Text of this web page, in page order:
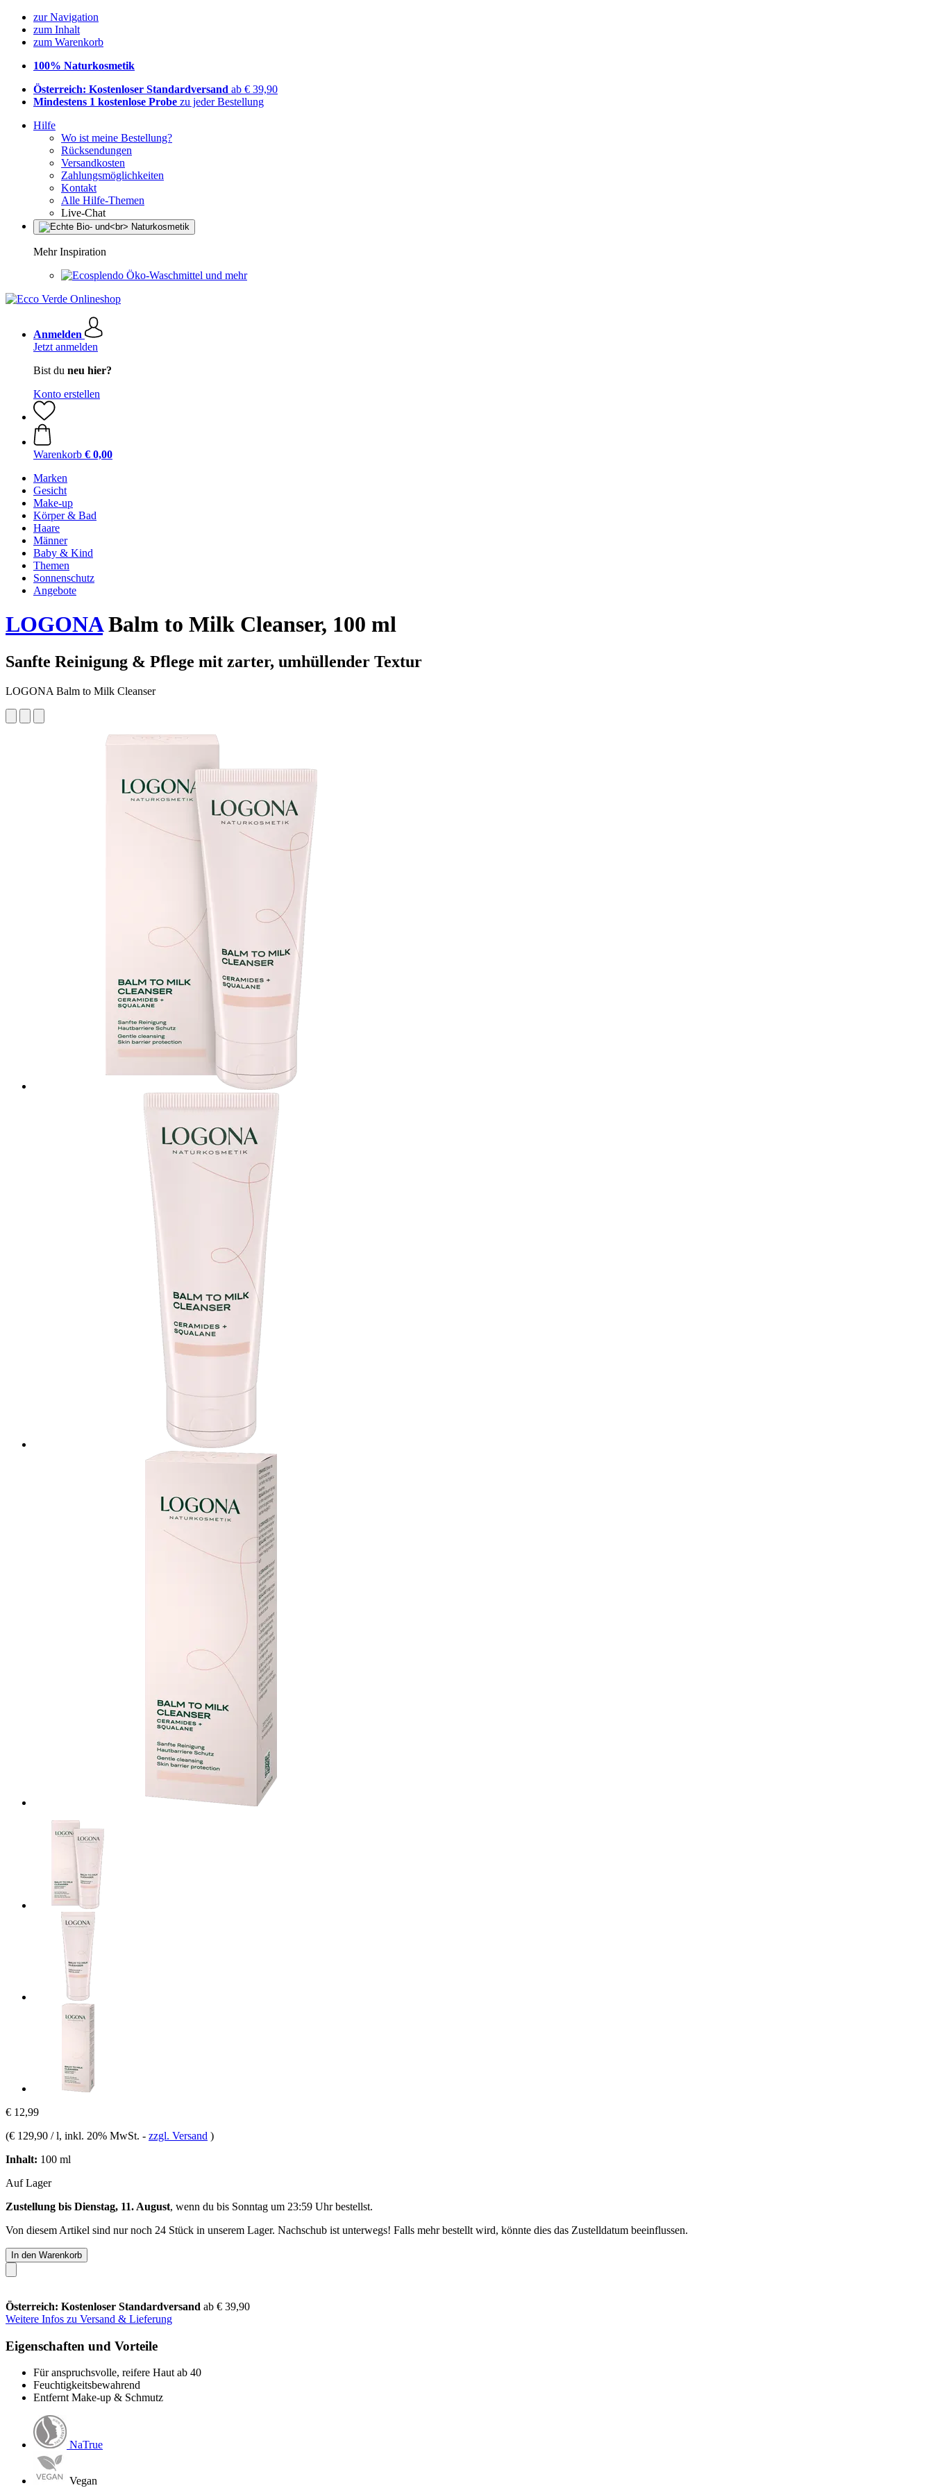
zur Navigation
zum Inhalt
zum Warenkorb
100% Naturkosmetik
Österreich: Kostenloser Standardversand ab € 39,90
Mindestens 1 kostenlose Probe zu jeder Bestellung
Hilfe
Wo ist meine Bestellung?
Rücksendungen
Versandkosten
Zahlungsmöglichkeiten
Kontakt
Alle Hilfe-Themen
Live-Chat
Mehr Inspiration
Öko-Waschmittel und mehr
Anmelden
Jetzt anmelden
Bist du neu hier?
Konto erstellen
Warenkorb € 0,00
Marken
Gesicht
Make-up
Körper & Bad
Haare
Männer
Baby & Kind
Themen
Sonnenschutz
Angebote
LOGONABalm to Milk Cleanser, 100 ml
Sanfte Reinigung & Pflege mit zarter, umhüllender Textur
LOGONA Balm to Milk Cleanser
€ 12,99
(€ 129,90 / l, inkl. 20% MwSt. - zzgl. Versand )
Inhalt: 100 ml
Auf Lager
Zustellung bis Dienstag, 11. August, wenn du bis Sonntag um 23:59 Uhrbestellst.
Von diesem Artikel sind nur noch 24 Stück in unserem Lager. Nachschub ist unterwegs! Falls mehr bestellt wird, könnte dies das Zustelldatum beeinflussen.
In den Warenkorb
Österreich: Kostenloser Standardversand ab € 39,90
Weitere Infos zu Versand & Lieferung
Eigenschaften und Vorteile
Für anspruchsvolle, reifere Haut ab 40
Feuchtigkeitsbewahrend
Entfernt Make-up & Schmutz
NaTrue
Vegan